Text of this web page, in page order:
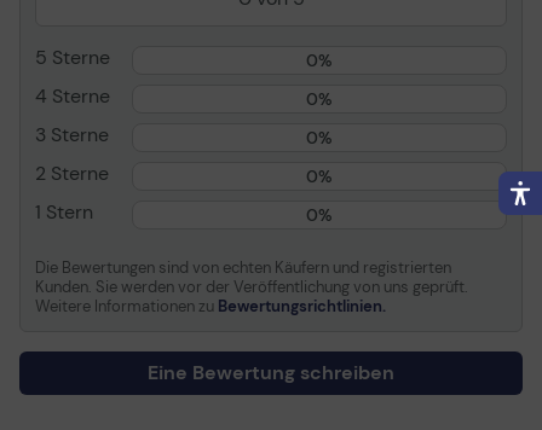
Drucktechnologie
Laser
Farbe
Cyan
Kapazität
Bis zu 1000 Seiten
Informationen zur Kompatibilität
LBP7010C, LBP7018C
5 Sterne 0%
4 Sterne 0%
3 Sterne 0%
2 Sterne 0%
1 Stern 0%
Die Bewertungen sind von echten Käufern und registrierten
Kunden. Sie werden vor der Veröffentlichung von uns geprüft.
Weitere Informationen zu Bewertungsrichtlinien.
Eine Bewertung schreiben